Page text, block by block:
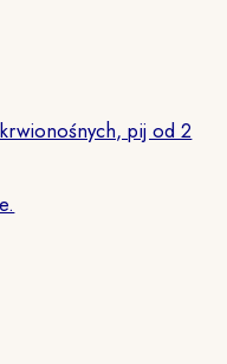
pij od 2